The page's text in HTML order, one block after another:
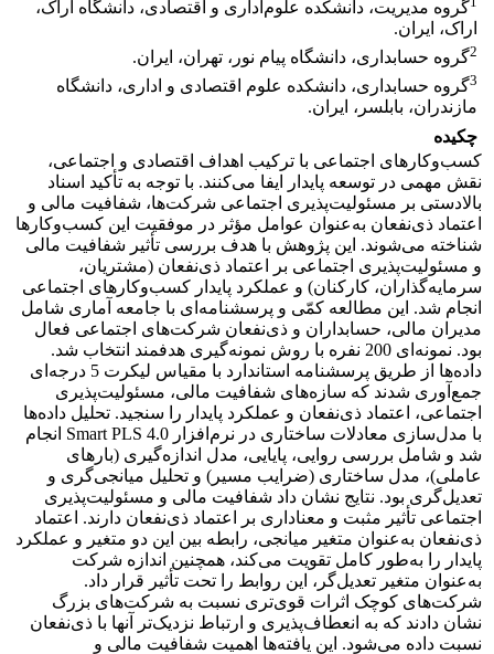
گروه مدیریت، دانشکده علوم‌اداری و اقتصادی، دانشگاه اراک،
اراک، ایران.
2گروه حسابداری، دانشگاه پیام نور، تهران، ایران.
3گروه حسابداری، دانشکده علوم اقتصادی و اداری، دانشگاه
مازندران، بابلسر، ایران.
چکیده
کسب‌وکارهای اجتماعی با ترکیب اهداف اقتصادی و اجتماعی،
نقش مهمی در توسعه پایدار ایفا می‌کنند. با توجه به تأکید اسناد
بالادستی بر مسئولیت‌پذیری اجتماعی شرکت‌ها، شفافیت مالی و
اعتماد ذی‌نفعان به‌عنوان عوامل مؤثر در موفقیت این کسب‌وکارها
شناخته می‌شوند. این پژوهش با هدف بررسی تأثیر شفافیت مالی
و مسئولیت‌پذیری اجتماعی بر اعتماد ذی‌نفعان (مشتریان،
سرمایه‌گذاران، کارکنان) و عملکرد پایدار کسب‌وکارهای اجتماعی
انجام شد. این مطالعه کمّی و پرسشنامه‌ای با جامعه آماری شامل
مدیران مالی، حسابداران و ذی‌نفعان شرکت‌های اجتماعی فعال
بود. نمونه‌ای 200 نفره با روش نمونه‌گیری هدفمند انتخاب شد.
داده‌ها از طریق پرسشنامه استاندارد با مقیاس لیکرت 5 درجه‌ای
جمع‌آوری شدند که سازه‌های شفافیت مالی، مسئولیت‌پذیری
اجتماعی، اعتماد ذی‌نفعان و عملکرد پایدار را سنجید. تحلیل داده‌ها
با مدل‌سازی معادلات ساختاری در نرم‌افزار Smart PLS 4.0 انجام
شد و شامل بررسی روایی، پایایی، مدل اندازه‌گیری (بارهای
عاملی)، مدل ساختاری (ضرایب مسیر) و تحلیل میانجی‌گری و
تعدیل‌گری بود. نتایج نشان داد شفافیت مالی و مسئولیت‌پذیری
اجتماعی تأثیر مثبت و معناداری بر اعتماد ذی‌نفعان دارند. اعتماد
ذی‌نفعان به‌عنوان متغیر میانجی، رابطه بین این دو متغیر و عملکرد
پایدار را به‌طور کامل تقویت می‌کند، همچنین اندازه شرکت
به‌عنوان متغیر تعدیل‌گر، این روابط را تحت تأثیر قرار داد.
شرکت‌های کوچک اثرات قوی‌تری نسبت به شرکت‌های بزرگ
نشان دادند که به انعطاف‌پذیری و ارتباط نزدیک‌تر آنها با ذی‌نفعان
نسبت داده می‌شود. این یافته‌ها اهمیت شفافیت مالی و